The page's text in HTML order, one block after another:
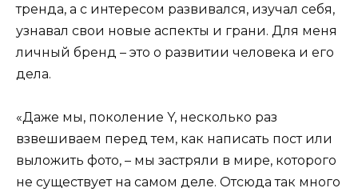
тренда, а с интересом развивался, изучал себя,
узнавал свои новые аспекты и грани. Для меня
личный бренд – это о развитии человека и его
дела.
«Даже мы, поколение Y, несколько раз
взвешиваем перед тем, как написать пост или
выложить фото, – мы застряли в мире, которого
не существует на самом деле. Отсюда так много